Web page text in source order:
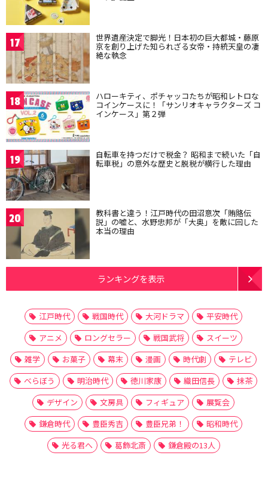
17 世界遺産決定で脚光！日本初の巨大都城・藤原
京を創り上げた知られざる女帝・持統天皇の凄
絶な執念
18 ハローキティ、ポチャッコたちが昭和レトロな
コインケースに！「サンリオキャラクターズ コ
インケース」第２弾
19 自転車を持つだけで税金？ 昭和まで続いた「自
転車税」の意外な歴史と脱税が横行した理由
20 教科書と違う！江戸時代の田沼意次「賄賂伝
説」の嘘と、水野忠邦が「大奥」を敵に回した
本当の理由
ランキングを表示
江戸時代 戦国時代 大河ドラマ
平安時代
アニメ
ロングセラー 戦国武将
スイーツ
雑学
お菓子 幕末 漫画 時代劇
テレビ
べらぼう
明治時代 徳川家康 織田信長
抹茶
デザイン
文房具 フィギュア
展覧会
鎌倉時代
豊臣秀吉 豊臣兄弟！
昭和時代
光る君へ
葛飾北斎 鎌倉殿の13人